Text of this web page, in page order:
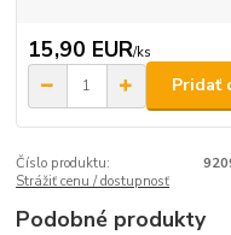
15,90 EUR/ks
Pridať
Číslo produktu:
Strážiť cenu / dostupnosť
Podobné produkty